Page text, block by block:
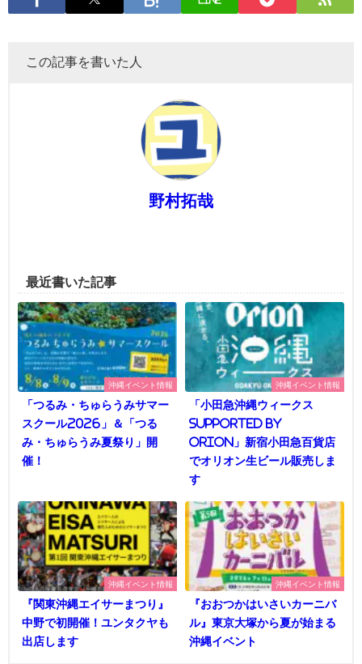
この記事を書いた人
野村拓哉
最近書いた記事
沖縄イベント情報
「つるみ・ちゅらうみサマー
スクール2026」＆「つる
み・ちゅらうみ夏祭り」開
催！
沖縄イベント情報
「小田急沖縄ウィークス
supported by
Orion」新宿小田急百貨店
でオリオン生ビール販売しま
す
沖縄イベント情報
『関東沖縄エイサーまつり』
中野で初開催！ユンタクヤも
出店します
沖縄イベント情報
『おおつかはいさいカーニバ
ル』東京大塚から夏が始まる
沖縄イベント